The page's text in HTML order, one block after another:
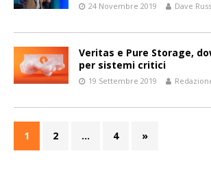
24 Novembre 2019 Dave
Veritas e Pure Storage,
per sistemi critici
19 Settembre 2019
1 2 … 4 »